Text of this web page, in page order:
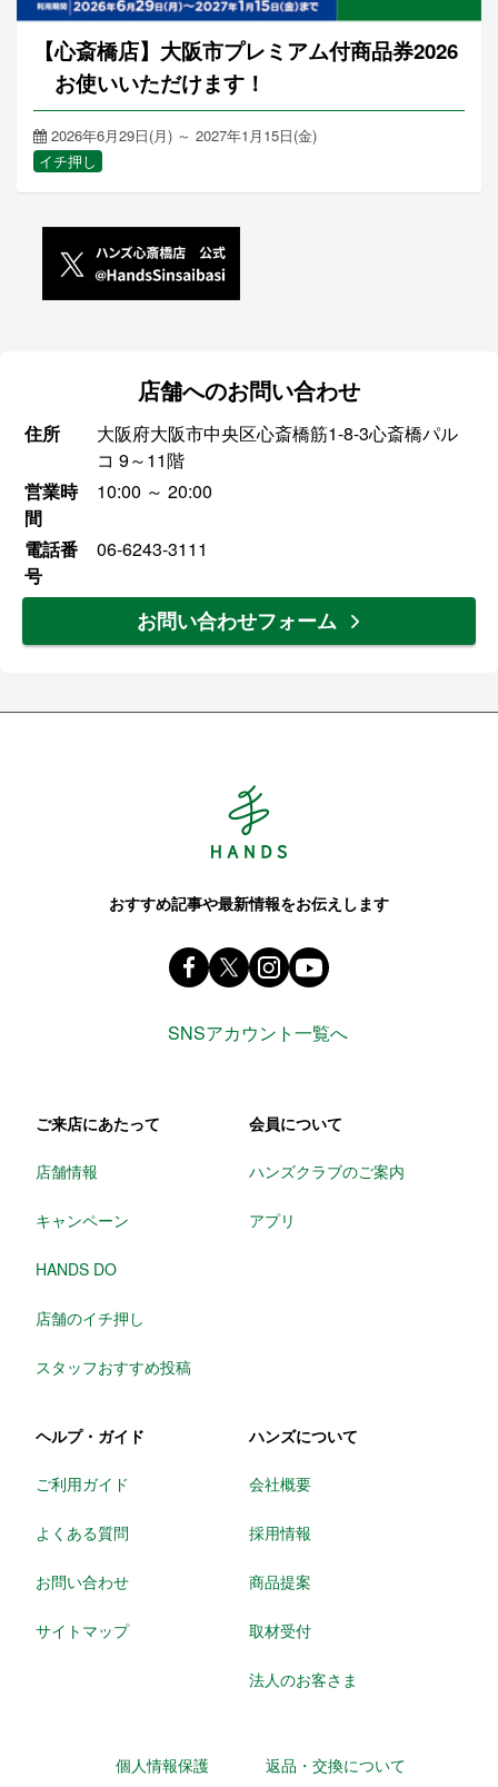
【心斎橋店】大阪市プレミアム付商品券2026
お使いいただけます！
2026年6月29日(月) ～ 2027年1月15日(金)
イチ押し
店舗へのお問い合わせ
住所
大阪府大阪市中央区心斎橋筋1-8-3心斎橋パル
コ 9～11階
営業時
間
10:00 ～ 20:00
電話番
号
06-6243-3111
お問い合わせフォーム
おすすめ記事や最新情報をお伝えします
Facebook ハンズ公式ファンページ
X(旧 twitter) @Hands_official_
instagram
SNSアカウント一覧へ
ご来店にあたって
店舗情報
キャンペーン
HANDS DO
店舗のイチ押し
スタッフおすすめ投稿
会員について
ハンズクラブのご案内
アプリ
ヘルプ・ガイド
ご利用ガイド
よくある質問
お問い合わせ
サイトマップ
ハンズについて
会社概要
採用情報
商品提案
取材受付
法人のお客さま
個人情報保護 返品・交換について